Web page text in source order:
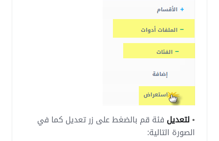
•لتعديل فئة قم بالضغط على زر تعديل كما في
الصورة التالية: